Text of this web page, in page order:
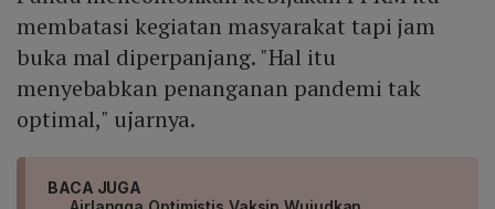
membatasi kegiatan masyarakat tapi jam
buka mal diperpanjang. "Hal itu
menyebabkan penanganan pandemi tak
optimal," ujarnya.
BACA JUGA